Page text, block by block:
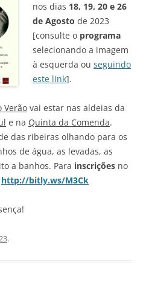
nos dias 18, 19, 20 e 26
de Agosto de 2023
[consulte o programa
selecionando a imagem
à esquerda ou seguindo
este link].
Verão vai estar nas aldeias da
e na Quinta da Comenda.
das ribeiras olhando para os
de água, as levadas, as
a banhos. Para inscrições no
http://bitly.ws/M3Ck
.